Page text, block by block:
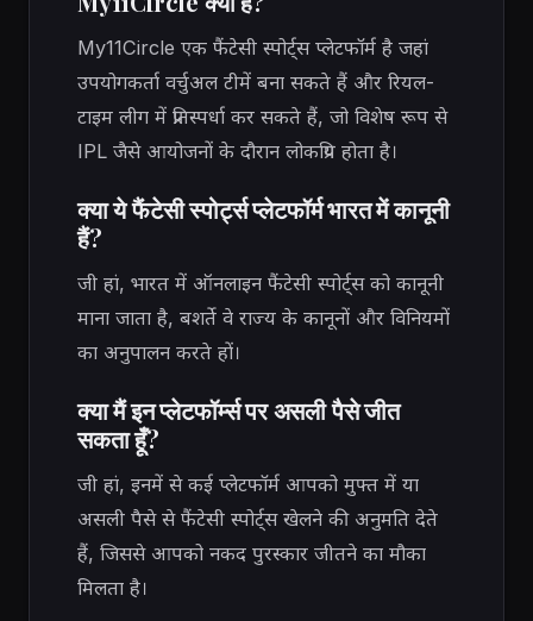
My11Circle एक फैंटेसी स्पोर्ट्स प्लेटफॉर्म है जहां
उपयोगकर्ता वर्चुअल टीमें बना सकते हैं और रियल-
टाइम लीग में प्रतिस्पर्धा कर सकते हैं, जो विशेष रूप से
IPL जैसे आयोजनों के दौरान लोकप्रिय होता है।
क्या ये फैंटेसी स्पोर्ट्स प्लेटफॉर्म भारत में कानूनी
हैं?
जी हां, भारत में ऑनलाइन फैंटेसी स्पोर्ट्स को कानूनी
माना जाता है, बशर्ते वे राज्य के कानूनों और विनियमों
का अनुपालन करते हों।
क्या मैं इन प्लेटफॉर्म्स पर असली पैसे जीत
सकता हूँ?
जी हां, इनमें से कई प्लेटफॉर्म आपको मुफ्त में या
असली पैसे से फैंटेसी स्पोर्ट्स खेलने की अनुमति देते
हैं, जिससे आपको नकद पुरस्कार जीतने का मौका
मिलता है।